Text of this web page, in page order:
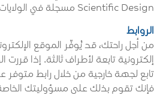
Scientific Design مسجلة في الولايات المتحدة والدول الأخرى.
الروابط
من أجل راحتك، قد يُوفّر الموقع
إلكترونية تابعة لأطراف ثالثة. إذا
تابع لجهة خارجية من خلال رابط متوفر
فإنك تقوم بذلك على مسؤوليتك